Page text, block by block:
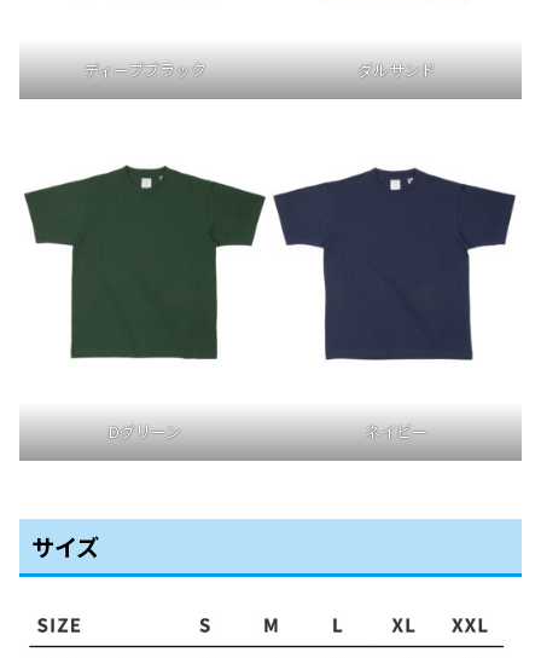
ディープブラック ダルサンド
Dグリーン ネイビー
サイズ